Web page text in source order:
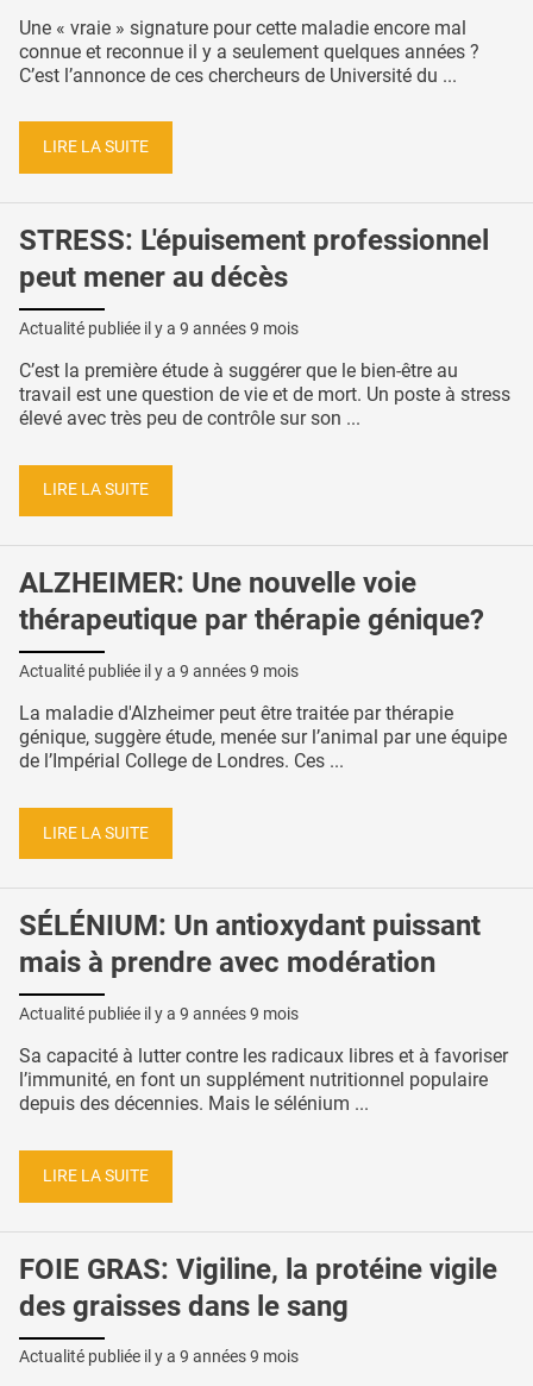
Une « vraie » signature pour cette maladie encore mal
connue et reconnue il y a seulement quelques années ?
C’est l’annonce de ces chercheurs de Université du ...
LIRE LA SUITE
STRESS: L'épuisement professionnel
peut mener au décès
Actualité publiée il y a 9 années 9 mois
C’est la première étude à suggérer que le bien-être au
travail est une question de vie et de mort. Un poste à stress
élevé avec très peu de contrôle sur son ...
LIRE LA SUITE
ALZHEIMER: Une nouvelle voie
thérapeutique par thérapie génique?
Actualité publiée il y a 9 années 9 mois
La maladie d'Alzheimer peut être traitée par thérapie
génique, suggère étude, menée sur l’animal par une équipe
de l’Impérial College de Londres. Ces ...
LIRE LA SUITE
SÉLÉNIUM: Un antioxydant puissant
mais à prendre avec modération
Actualité publiée il y a 9 années 9 mois
Sa capacité à lutter contre les radicaux libres et à favoriser
l’immunité, en font un supplément nutritionnel populaire
depuis des décennies. Mais le sélénium ...
LIRE LA SUITE
FOIE GRAS: Vigiline, la protéine vigile
des graisses dans le sang
Actualité publiée il y a 9 années 9 mois